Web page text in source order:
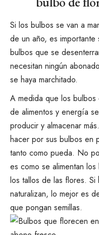
Si los bulbos se van a
de un año, es importante
bulbos que se
necesitan ningún
se haya marchitado.
A medida que los bulbos
de alimentos y energía
producir y almacenar
hacer por sus bulbos en
tanto como pueda. No
es como se alimentan
los tallos de las flores.
naturalizan, lo mejor es
que pongan semillas.